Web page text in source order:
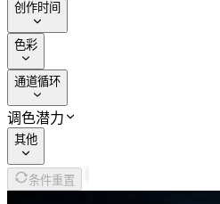
创作时间
色彩
通道循环
调色潜力
其他
条件重置